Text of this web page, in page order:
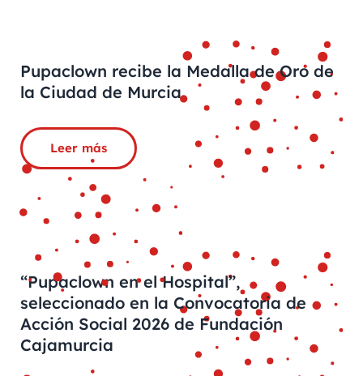
Pupaclown recibe la Medalla de Oro de
la Ciudad de Murcia
Leer más
“Pupaclown en el Hospital”,
seleccionado en la Convocatoria de
Acción Social 2026 de Fundación
Cajamurcia